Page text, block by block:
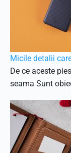
Micile detalii
De ce aceste
seama Sunt